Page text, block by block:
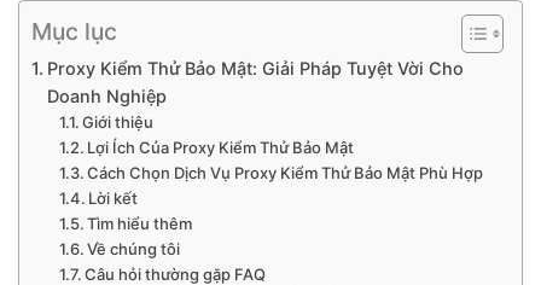
Mục lục
Proxy Kiểm Thử Bảo Mật: Giải Pháp Tuyệt Vời Cho
Doanh Nghiệp
Giới thiệu
Lợi Ích Của Proxy Kiểm Thử Bảo Mật
Cách Chọn Dịch Vụ Proxy Kiểm Thử Bảo Mật Phù Hợp
Lời kết
Tìm hiểu thêm
Về chúng tôi
Câu hỏi thường gặp FAQ